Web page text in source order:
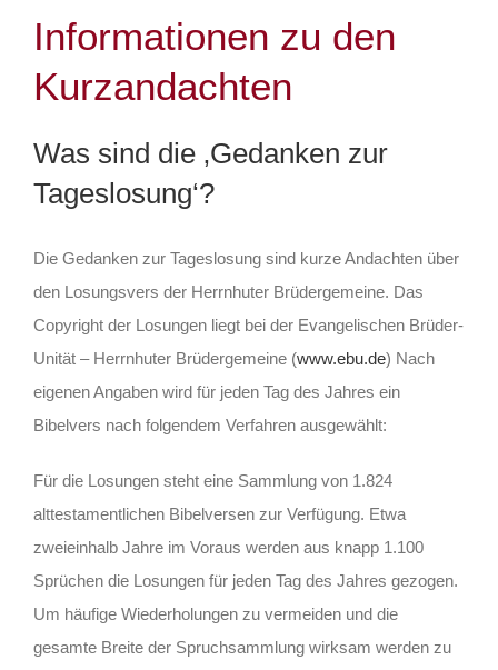
Informationen zu den
Kurzandachten
Was sind die ‚Gedanken zur
Tageslosung‘?
Die Gedanken zur Tageslosung sind kurze Andachten über
den Losungsvers der Herrnhuter Brüdergemeine. Das
Copyright der Losungen liegt bei der Evangelischen Brüder-
Unität – Herrnhuter Brüdergemeine (www.ebu.de) Nach
eigenen Angaben wird für jeden Tag des Jahres ein
Bibelvers nach folgendem Verfahren ausgewählt:
Für die Losungen steht eine Sammlung von 1.824
alttestamentlichen Bibelversen zur Verfügung. Etwa
zweieinhalb Jahre im Voraus werden aus knapp 1.100
Sprüchen die Losungen für jeden Tag des Jahres gezogen.
Um häufige Wiederholungen zu vermeiden und die
gesamte Breite der Spruchsammlung wirksam werden zu